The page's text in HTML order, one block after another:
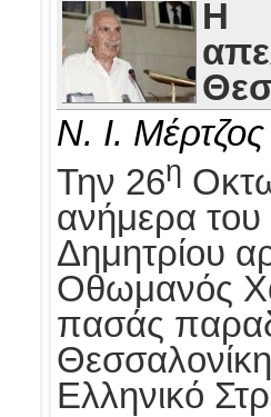
Η
Ν. Ι. Μέρτζος
Την 26η
ανήμερα του
Δημητρίου
Οθωμανός
πασάς
Ελληνικό